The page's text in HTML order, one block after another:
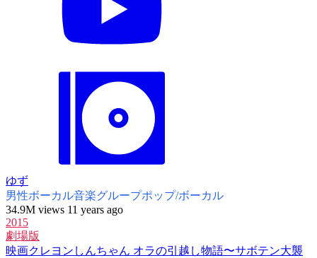
ゆず
男性ボーカル音楽グループポップ/ボーカル
34.9M views 11 years ago
2015
劇場版
映画クレヨンしんちゃん オラの引越し物語〜サボテン大襲